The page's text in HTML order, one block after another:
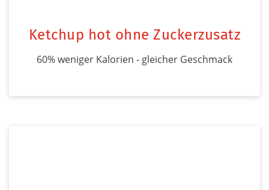
Ketchup hot ohne Zuckerzusatz
60% weniger Kalorien - gleicher Geschmack